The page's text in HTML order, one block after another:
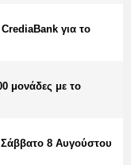
για το
μονάδες με το
8 Αυγούστου